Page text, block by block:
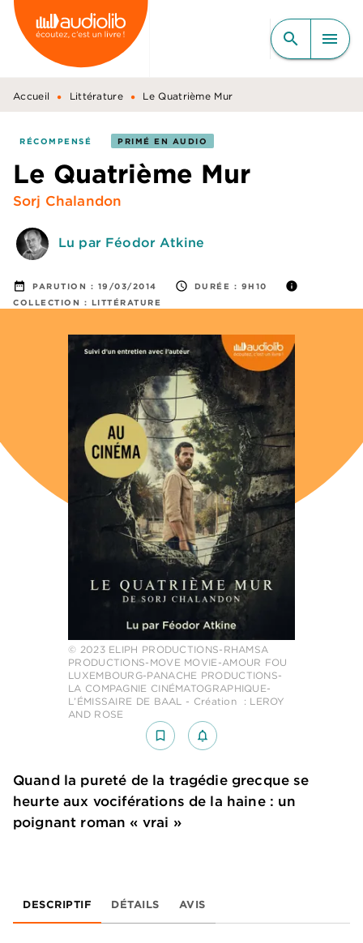
MENU RECHERCHE
CONTENU
PIED DE PAGE
search menu
Accueil • Littérature • Le Quatrième Mur
RÉCOMPENSÉ PRIMÉ EN AUDIO
Le Quatrième Mur
Sorj Chalandon
Lu par Féodor Atkine
date_range PARUTION : 19/03/2014 access_time DURÉE : 9H10 info
COLLECTION : LITTÉRATURE
© 2023 ELIPH PRODUCTIONS-RHAMSA
PRODUCTIONS-MOVE MOVIE-AMOUR FOU
LUXEMBOURG-PANACHE PRODUCTIONS-
LA COMPAGNIE CINÉMATOGRAPHIQUE-
L’ÉMISSAIRE DE BAAL - Création : LEROY
AND ROSE
bookmark_border notifications_none_outlined
Quand la pureté de la tragédie grecque se
heurte aux vociférations de la haine : un
poignant roman « vrai »
DESCRIPTIF DÉTAILS AVIS